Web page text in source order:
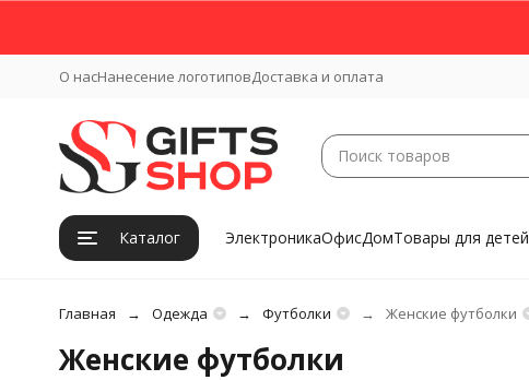
О насНанесение логотиповДоставка и оплата
Каталог ЭлектроникаОфисДомТовары для детей
Главная Одежда Футболки Женские футболки
Женские футболки